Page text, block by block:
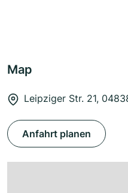
Map
Leipziger Str. 21,
Anfahrt planen